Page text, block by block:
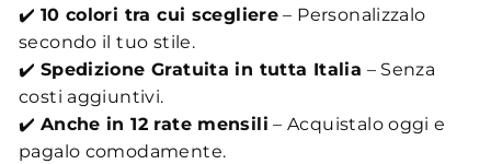
✔️ 10 colori tra cui scegliere – Personalizzalo
secondo il tuo stile.
✔️ Spedizione Gratuita in tutta Italia – Senza
costi aggiuntivi.
✔️ Anche in 12 rate mensili – Acquistalo oggi e
pagalo comodamente.